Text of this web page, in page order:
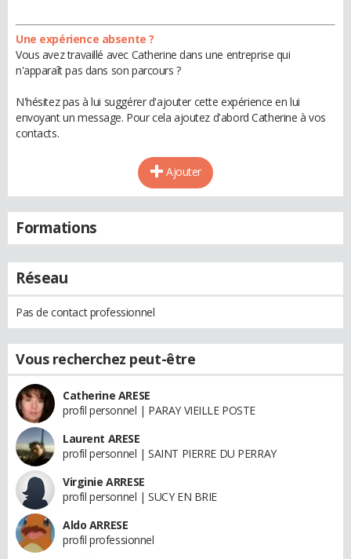
Une expérience absente ?
Vous avez travaillé avec Catherine dans une entreprise qui
n'apparaît pas dans son parcours ?
N'hésitez pas à lui suggérer d'ajouter cette expérience en lui
envoyant un message. Pour cela ajoutez d'abord Catherine à vos
contacts.
Ajouter
Formations
Réseau
Pas de contact professionnel
Vous recherchez peut-être
Catherine ARESE
profil personnel | PARAY VIEILLE POSTE
Laurent ARESE
profil personnel | SAINT PIERRE DU PERRAY
Virginie ARRESE
profil personnel | SUCY EN BRIE
Aldo ARRESE
profil professionnel